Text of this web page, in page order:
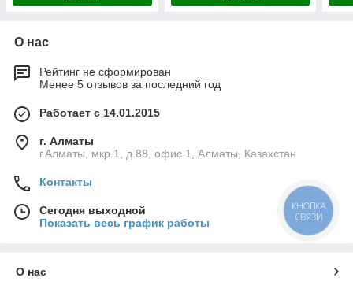
О нас
Рейтинг не сформирован
Менее 5 отзывов за последний год
Работает с 14.01.2015
г. Алматы
г.Алматы, мкр.1, д.88, офис 1, Алматы, Казахстан
Контакты
Сегодня выходной
Показать весь график работы
О нас
КНОПКА
СВЯЗИ